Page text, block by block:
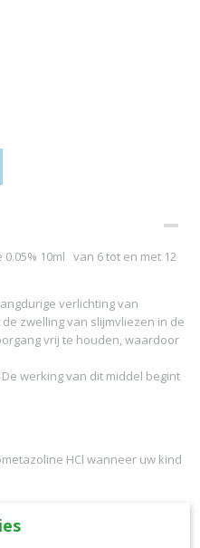
10ml van 6 tot en met 12
verlichting van
zwelling van slijmvliezen in de
vrij te houden, waardoor
werking van dit middel begint
HCl wanneer uw kind
een van de stoffen in dit